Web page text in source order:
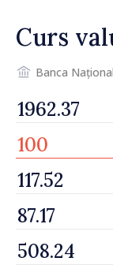
Curs
Banca